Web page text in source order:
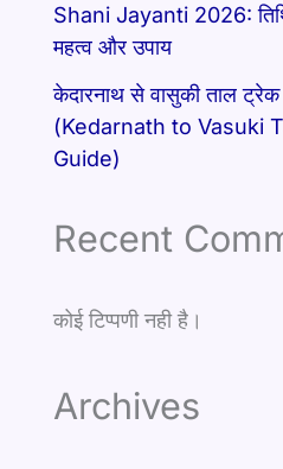
Shani Jayanti 2026:
महत्व और उपाय
केदारनाथ से वासुकी ताल ट्रेक
(Kedarnath to Vasuki
Guide)
Recent
कोई टिप्पणी नही है।
Archives